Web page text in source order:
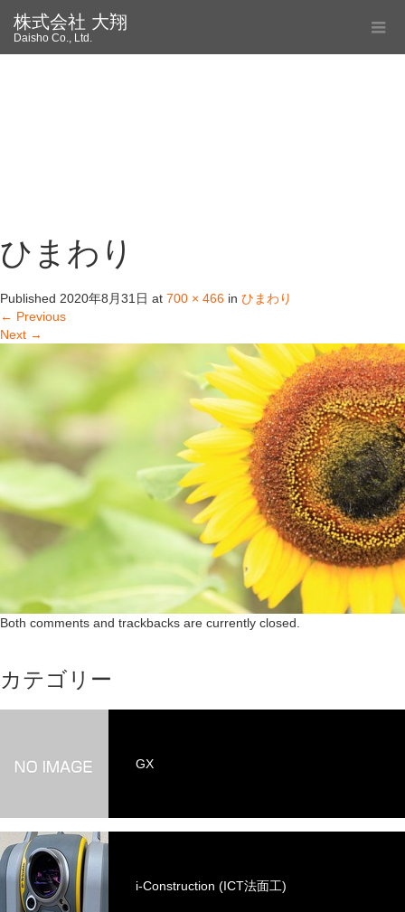
株式会社 大翔
Daisho Co., Ltd.
ひまわり
Published 2020年8月31日 at 700 × 466 in ひまわり
← Previous
Next →
Both comments and trackbacks are currently closed.
カテゴリー
GX
i-Construction (ICT法面工)